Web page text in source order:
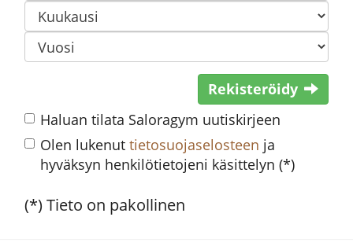
Rekisteröidy
Haluan tilata Saloragym uutiskirjeen
Olen lukenut tietosuojaselosteen ja
hyväksyn henkilötietojeni käsittelyn (*)
(*) Tieto on pakollinen